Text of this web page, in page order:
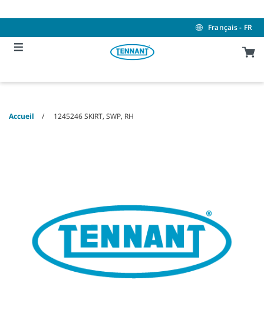
to
to
menu
Français - FR
Accueil 1245246 SKIRT, SWP, RH